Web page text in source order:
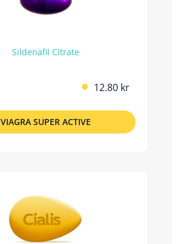
Sildenafil Citrate
12.80 kr
VIAGRA SUPER ACTIVE